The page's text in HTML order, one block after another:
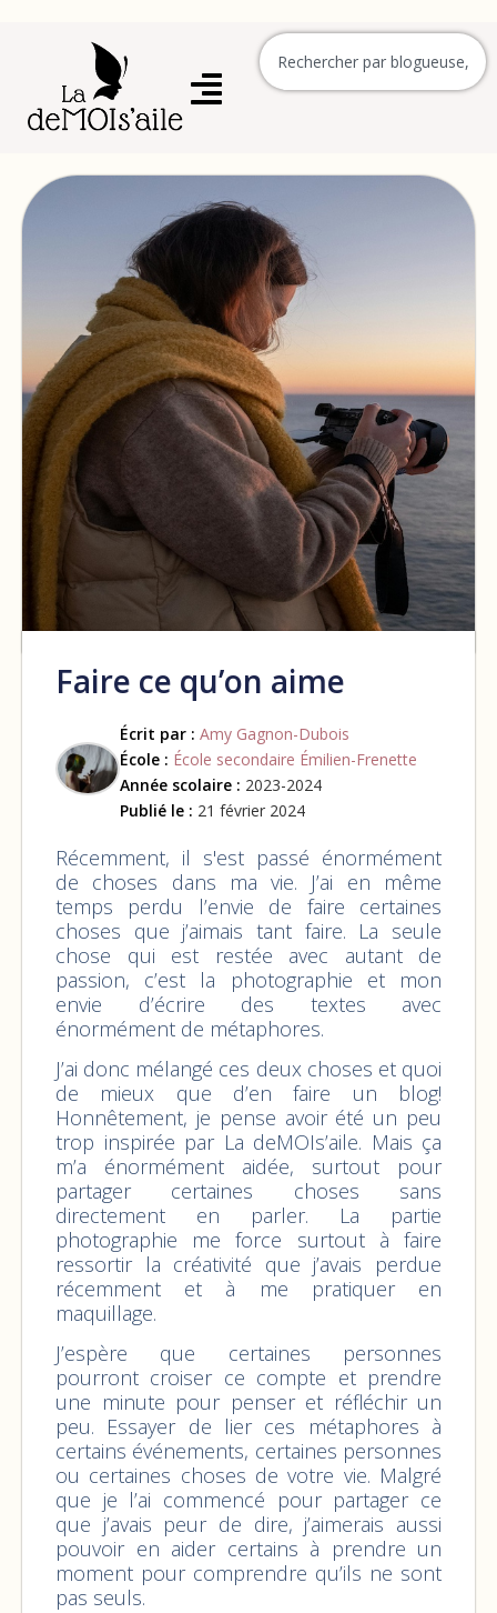
Faire ce qu’on aime
Écrit par : Amy Gagnon-Dubois
École : École secondaire Émilien-Frenette
Année scolaire : 2023-2024
Publié le : 21 février 2024
Récemment, il s'est passé énormément
de choses dans ma vie. J’ai en même
temps perdu l’envie de faire certaines
choses que j’aimais tant faire. La seule
chose qui est restée avec autant de
passion, c’est la photographie et mon
envie d’écrire des textes avec
énormément de métaphores.
J’ai donc mélangé ces deux choses et quoi
de mieux que d’en faire un blog!
Honnêtement, je pense avoir été un peu
trop inspirée par La deMOIs’aile. Mais ça
m’a énormément aidée, surtout pour
partager certaines choses sans
directement en parler. La partie
photographie me force surtout à faire
ressortir la créativité que j’avais perdue
récemment et à me pratiquer en
maquillage.
J’espère que certaines personnes
pourront croiser ce compte et prendre
une minute pour penser et réfléchir un
peu. Essayer de lier ces métaphores à
certains événements, certaines personnes
ou certaines choses de votre vie. Malgré
que je l’ai commencé pour partager ce
que j’avais peur de dire, j’aimerais aussi
pouvoir en aider certains à prendre un
moment pour comprendre qu’ils ne sont
pas seuls.